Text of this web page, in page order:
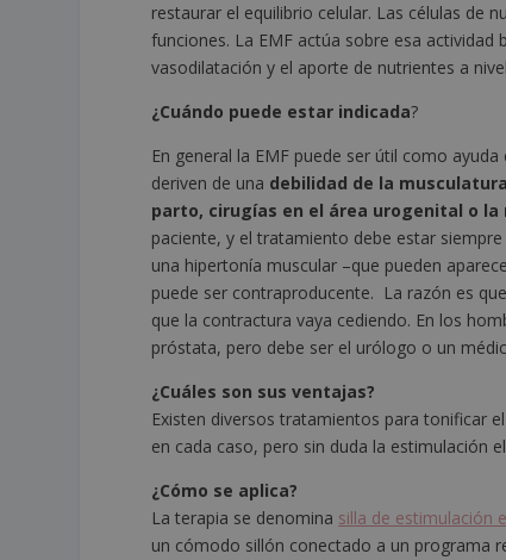
restaurar el equilibrio celular. Las células de
funciones. La EMF actúa sobre esa
vasodilatación y el aporte de nutrientes a
¿Cuándo puede estar indicada?
En general la EMF puede ser útil como
deriven de una debilidad de la
parto, cirugías en el área urogenital o la
paciente, y el tratamiento debe estar
una hipertonía muscular –que pueden
puede ser contraproducente. La razón es
que la contractura vaya cediendo. En los
próstata, pero debe ser el urólogo o un
¿Cuáles son sus ventajas?
Existen diversos tratamientos para tonificar
en cada caso, pero sin duda la estimulación
¿Cómo se aplica?
La terapia se denomina silla de estimulación
un cómodo sillón conectado a un programa